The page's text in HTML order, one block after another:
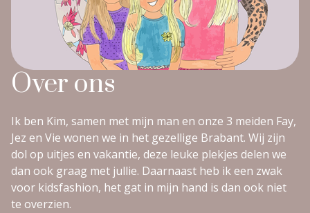
Over ons
Ik ben Kim, samen met mijn man en onze 3 meiden Fay,
Jez en Vie wonen we in het gezellige Brabant. Wij zijn
dol op uitjes en vakantie, deze leuke plekjes delen we
dan ook graag met jullie. Daarnaast heb ik een zwak
voor kidsfashion, het gat in mijn hand is dan ook niet
te overzien.